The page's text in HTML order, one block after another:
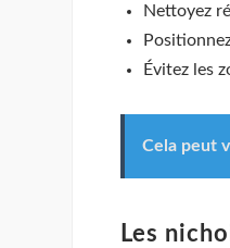
Nettoyez
Évitez les
Cela peut
Les